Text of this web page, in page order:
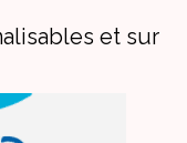
et sur